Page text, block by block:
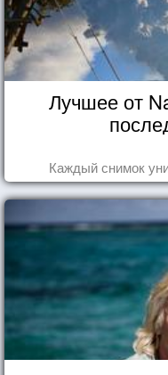
Лучшее от
Каждый снимок